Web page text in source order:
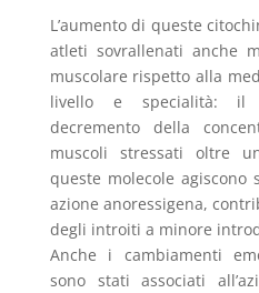
L’aumento di queste
atleti sovrallenati anche
muscolare rispetto alla
livello e specialità: il
decremento della
muscoli stressati oltre
queste molecole
azione anoressigena,
degli introiti a minore
Anche i cambiamenti
sono stati associati